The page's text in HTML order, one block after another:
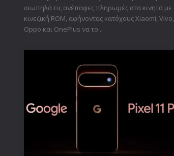
σιωπηλά τις ανέπαφες πληρωμές στα κινητά με
κινεζική ROM, αφήνοντας κατόχους Xiaomi, Vivo,
Oppo και OnePlus να το...